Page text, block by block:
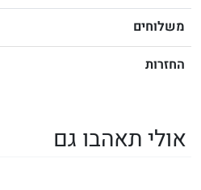
משלוחים
החזרות
אולי תאהבו גם